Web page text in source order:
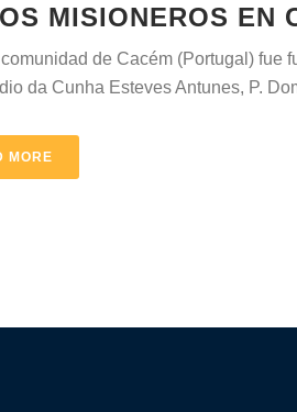
MISIONEROS EN
de Cacém (Portugal) fue
da Cunha Esteves Antunes, P.
MORE